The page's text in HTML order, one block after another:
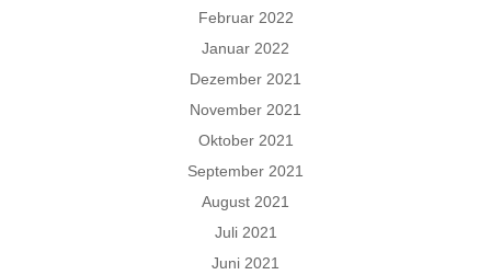
Februar 2022
Januar 2022
Dezember 2021
November 2021
Oktober 2021
September 2021
August 2021
Juli 2021
Juni 2021